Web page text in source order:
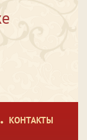
КОНТАКТЫ